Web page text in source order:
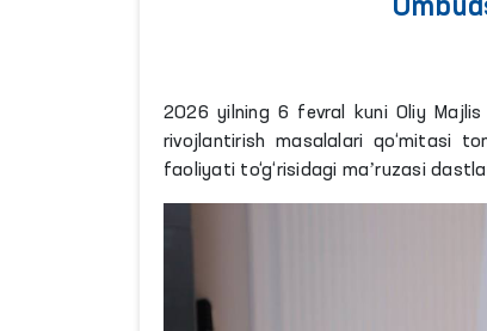
2026 yilning 6 fevral kuni Oliy
rivojlantirish masalalari qo‘mitasi
faoliyati to‘g‘risidagi maʼruzasi